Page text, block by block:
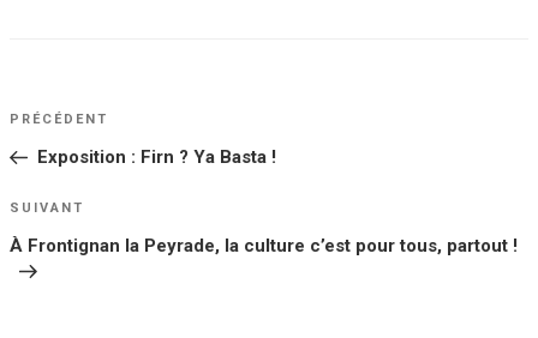
NAVIGATION
DE
Article
PRÉCÉDENT
Exposition : Firn ? Ya Basta !
Article
SUIVANT
À Frontignan la Peyrade, la culture c’est pour tous, partout !